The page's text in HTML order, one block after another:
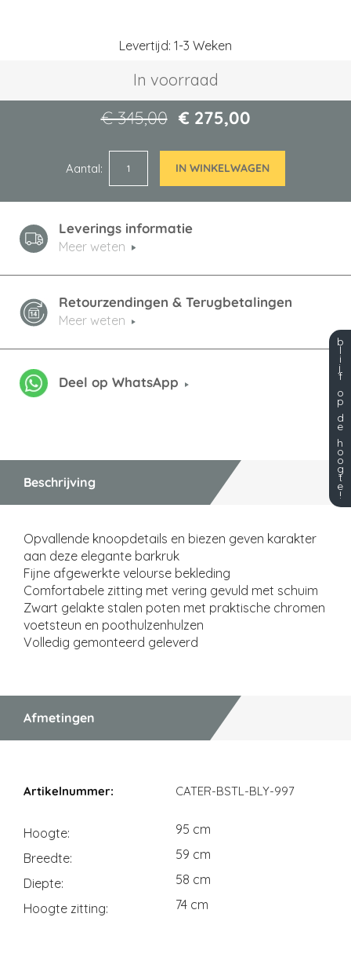
Levertijd: 1-3 Weken
In voorraad
€ 275,00
€ 345,00
Aantal IN WINKELWAGEN
Leverings informatie
Meer weten
Retourzendingen & Terugbetalingen
Meer weten
Deel op WhatsApp
Beschrijving
Opvallende knoopdetails en biezen geven karakter
aan deze elegante barkruk
Fijne afgewerkte velourse bekleding
Comfortabele zitting met vering gevuld met schuim
Zwart gelakte stalen poten met praktische chromen
voetsteun en poothulzenhulzen
Volledig gemonteerd geleverd
Afmetingen
CATER-BSTL-BLY-997
Hoogte
95 cm
Breedte
59 cm
Diepte
58 cm
Hoogte zitting
74 cm
b
l
i
j
f
o
p
d
e
h
o
o
g
t
e
!